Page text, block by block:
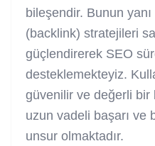
bileşendir. Bunun yanı
(backlink) stratejileri
güçlendirerek SEO
desteklemekteyiz.
güvenilir ve değerli bir
uzun vadeli başarı ve
unsur olmaktadır.